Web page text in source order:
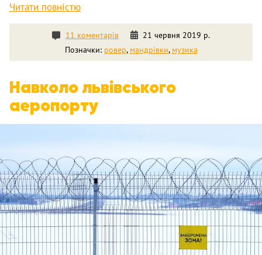
Читати повністю
11 коментарів
21 червня 2019 р.
Позначки: ровер, мандрівки, музика
Навколо львівського
аеропорту